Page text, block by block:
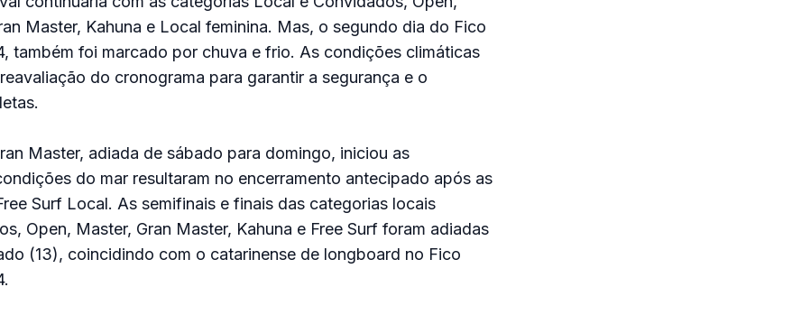
Master, Kahuna e Local feminina. Mas, o segundo dia do Fico
também foi marcado por chuva e frio. As condições climáticas
do cronograma para garantir a segurança e o
Master, adiada de sábado para domingo, iniciou as
do mar resultaram no encerramento antecipado após as
Surf Local. As semifinais e finais das categorias locais
Open, Master, Gran Master, Kahuna e Free Surf foram adiadas
(13), coincidindo com o catarinense de longboard no Fico